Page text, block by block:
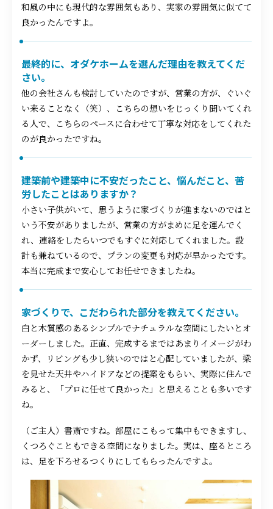
和風の中にも現代的な雰囲気もあり、実家の雰囲気に似てて
良かったんですよ。
最終的に、オダケホームを選んだ理由を教えてくだ
さい。
他の会社さんも検討していたのですが、営業の方が、ぐいぐ
い来ることなく（笑）、こちらの想いをじっくり聞いてくれ
る人で、こちらのペースに合わせて丁寧な対応をしてくれた
のが良かったですね。
建築前や建築中に不安だったこと、悩んだこと、苦
労したことはありますか？
小さい子供がいて、思うように家づくりが進まないのではと
いう不安がありましたが、営業の方がまめに足を運んでく
れ、連絡をしたらいつでもすぐに対応してくれました。設
計も兼ねているので、プランの変更も対応が早かったです。
本当に完成まで安心してお任せできましたね。
家づくりで、こだわられた部分を教えてください。
白と木質感のあるシンプルでナチュラルな空間にしたいとオ
ーダーしました。正直、完成するまではあまりイメージがわ
かず、リビングも少し狭いのではと心配していましたが、梁
を見せた天井やハイドアなどの提案をもらい、実際に住んで
みると、「プロに任せて良かった」と思えることも多いです
ね。
（ご主人）書斎ですね。部屋にこもって集中もできますし、
くつろぐこともできる空間になりました。実は、座るところ
は、足を下ろせるつくりにしてもらったんですよ。